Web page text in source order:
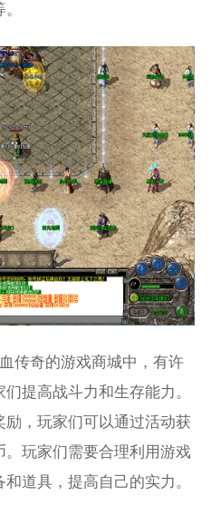
传奇的游戏商城中，有许
提高战斗力和生存能力。
，玩家们可以通过活动获
玩家们需要合理利用游戏
道具，提高自己的实力。